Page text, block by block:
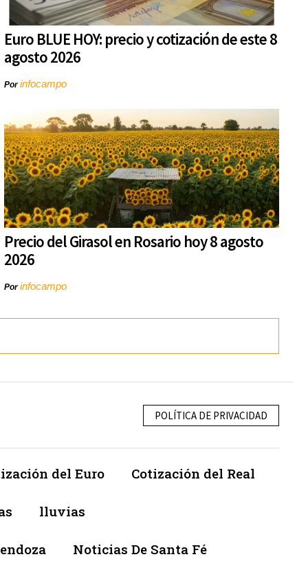
Euro BLUE HOY: precio y cotización de este 8
agosto 2026
Porinfocampo
Precio del Girasol en Rosario hoy 8 agosto
2026
Porinfocampo
POLÍTICA DE PRIVACIDAD
del Euro Cotización del Real
lluvias
Noticias De Santa Fé